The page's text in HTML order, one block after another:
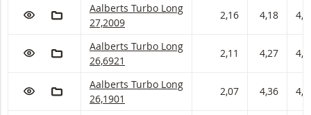
VOEG TOE AAN WATCHLIST
AAN PORTFOLIO TOEVOEGEN
Aalberts Turbo met ISIN code:
Aalberts Turbo Long
27,2009
2,16 4,18
VOEG TOE AAN WATCHLIST
AAN PORTFOLIO TOEVOEGEN
Aalberts Turbo met ISIN code:
Aalberts Turbo Long
26,6921
2,11 4,27
VOEG TOE AAN WATCHLIST
AAN PORTFOLIO TOEVOEGEN
Aalberts Turbo met ISIN code:
Aalberts Turbo Long
26,1901
2,07 4,36